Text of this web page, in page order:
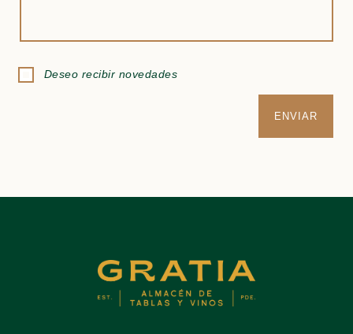
Deseo recibir novedades